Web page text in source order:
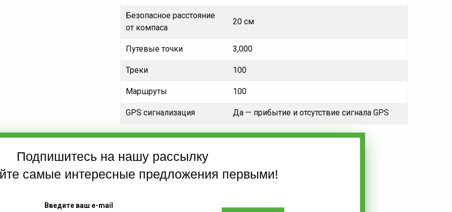
Безопасное расстояние
от компаса
20 см
Путевые точки 3,000
Треки 100
Маршруты 100
GPS сигнализация Да — прибытие и отсутствие сигнала GPS
Подпишитесь на нашу рассылку
самые интересные предложения первыми!
Введите ваш e-mail